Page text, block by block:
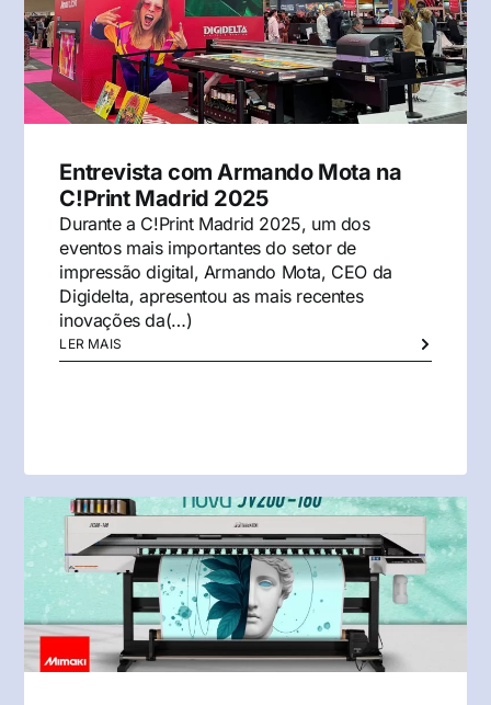
Entrevista com Armando Mota na
C!Print Madrid 2025
Durante a C!Print Madrid 2025, um dos
eventos mais importantes do setor de
impressão digital, Armando Mota, CEO da
Digidelta, apresentou as mais recentes
inovações da(…)
LER MAIS